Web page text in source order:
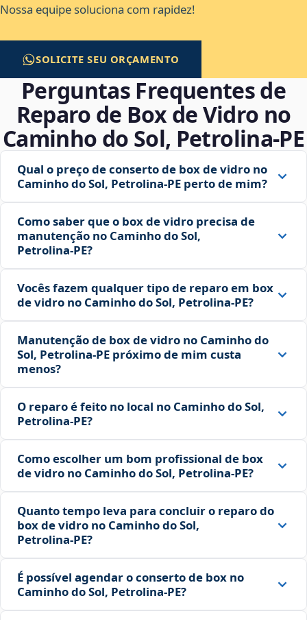
Nossa equipe soluciona com rapidez!
SOLICITE SEU ORÇAMENTO
Perguntas Frequentes de
Reparo de Box de Vidro no
Caminho do Sol, Petrolina‑PE
Qual o preço de conserto de box de vidro no
Caminho do Sol, Petrolina‑PE perto de mim?
Como saber que o box de vidro precisa de
manutenção no Caminho do Sol,
Petrolina‑PE?
Vocês fazem qualquer tipo de reparo em box
de vidro no Caminho do Sol, Petrolina‑PE?
Manutenção de box de vidro no Caminho do
Sol, Petrolina‑PE próximo de mim custa
menos?
O reparo é feito no local no Caminho do Sol,
Petrolina‑PE?
Como escolher um bom profissional de box
de vidro no Caminho do Sol, Petrolina‑PE?
Quanto tempo leva para concluir o reparo do
box de vidro no Caminho do Sol,
Petrolina‑PE?
É possível agendar o conserto de box no
Caminho do Sol, Petrolina‑PE?